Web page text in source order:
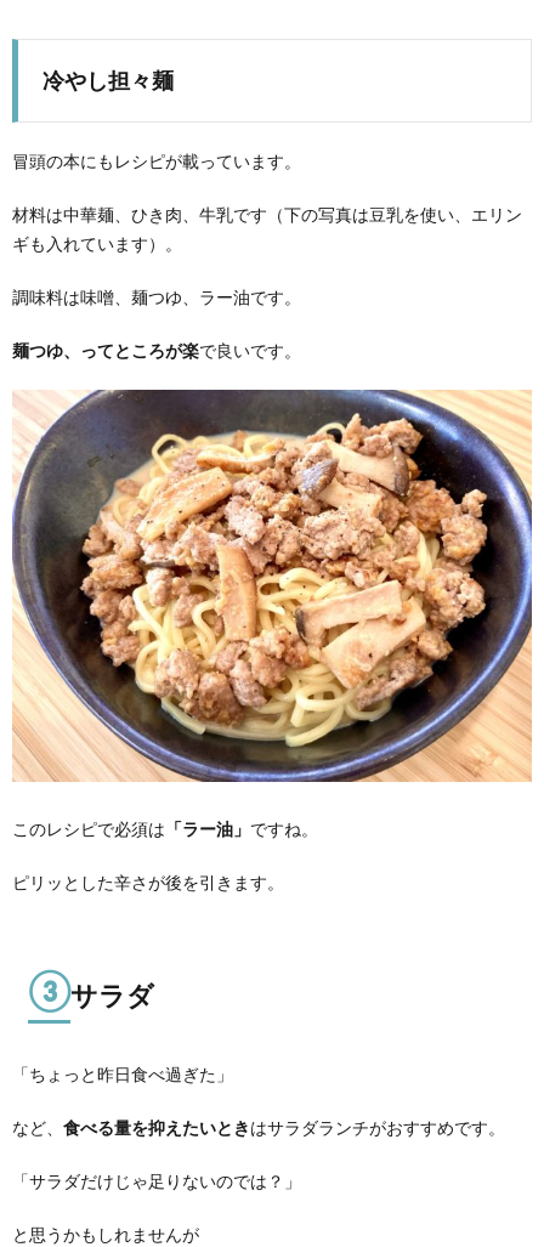
冷やし担々麺
冒頭の本にもレシピが載っています。
材料は中華麺、ひき肉、牛乳です（下の写真は豆乳を使い、エリン
ギも入れています）。
調味料は味噌、麺つゆ、ラー油です。
麺つゆ、ってところが楽で良いです。
このレシピで必須は 「ラー油」 ですね。
ピリッとした辛さが後を引きます。
③サラダ
「ちょっと昨日食べ過ぎた」
など、 食べる量を抑えたいときはサラダランチがおすすめです。
「サラダだけじゃ足りないのでは？」
と思うかもしれませんが